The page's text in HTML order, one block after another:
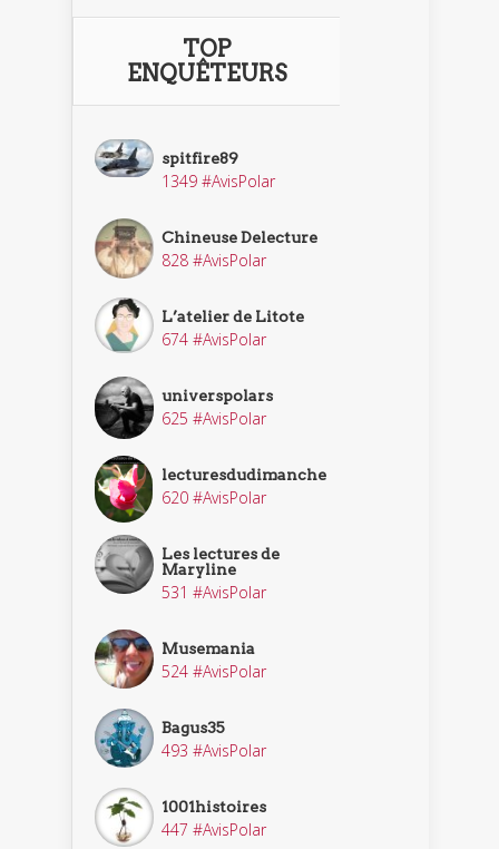
TOP
ENQUÊTEURS
spitfire89
1349 #AvisPolar
Chineuse Delecture
828 #AvisPolar
L’atelier de Litote
674 #AvisPolar
universpolars
625 #AvisPolar
lecturesdudimanche
620 #AvisPolar
Les lectures de
Maryline
531 #AvisPolar
Musemania
524 #AvisPolar
Bagus35
493 #AvisPolar
1001histoires
447 #AvisPolar